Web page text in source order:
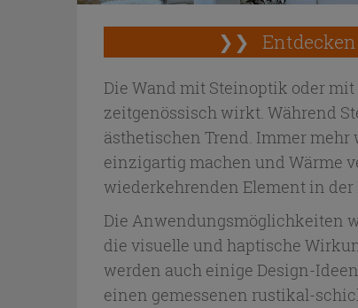
❯❯
Die Wand mit Steinoptik oder mit
zeitgenössisch wirkt. Während
ästhetischen Trend. Immer
einzigartig machen und Wärme
wiederkehrenden Element in
Die Anwendungsmöglichkeiten
die visuelle und haptische
werden auch einige Design-
einen gemessenen rustikal-